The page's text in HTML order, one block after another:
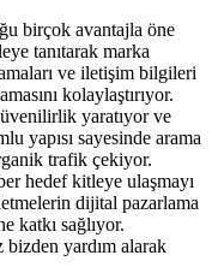
birçok avantajla öne
tanıtarak marka
ve iletişim bilgileri
kolaylaştırıyor.
yaratıyor ve
yapısı sayesinde arama
trafik çekiyor.
hedef kitleye ulaşmayı
dijital pazarlama
katkı sağlıyor.
bizden yardım alarak